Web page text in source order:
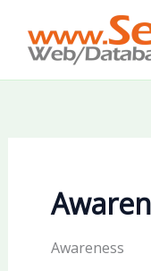
Inhalt
springen
Awareness